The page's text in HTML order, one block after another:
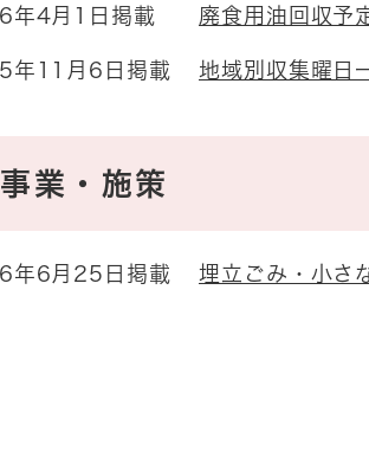
・交通 まちづくり
国際交流
年4月1日掲載 廃食用油回収予
年11月6日掲載 地域別収集曜日
事業・施策
年6月25日掲載 埋立ごみ・小さ